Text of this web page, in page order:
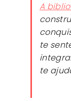
A
te
te